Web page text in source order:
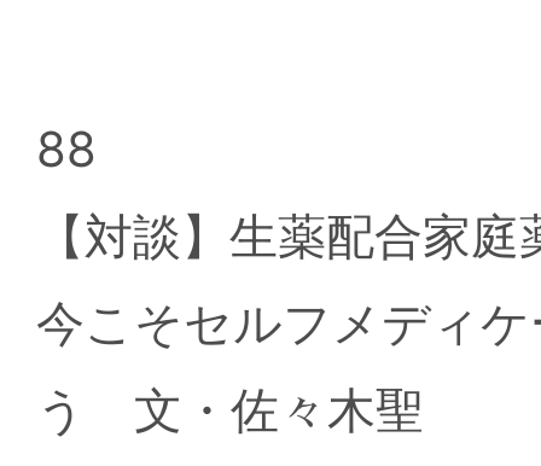
88
【対談】生薬配合家庭
今こそセルフメディ
う 文・佐々木聖